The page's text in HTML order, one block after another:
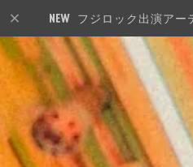
フジロック出演アー